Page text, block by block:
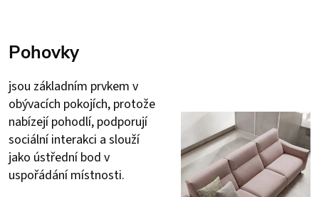
Pohovky
jsou základním prvkem v
obývacích pokojích, protože
nabízejí pohodlí, podporují
sociální interakci a slouží
jako ústřední bod v
uspořádání místnosti.